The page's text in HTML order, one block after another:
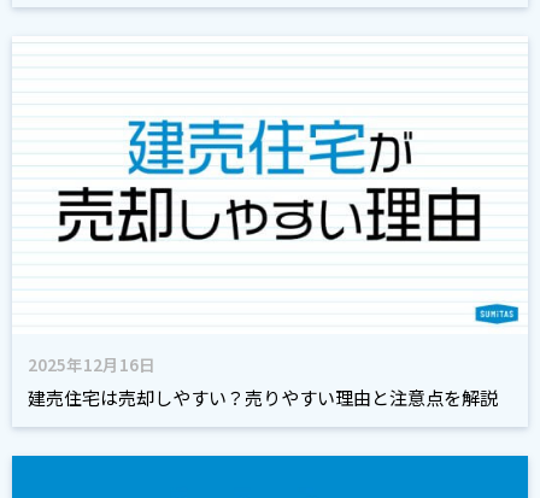
2025年12月16日
建売住宅は売却しやすい？売りやすい理由と注意点を解説